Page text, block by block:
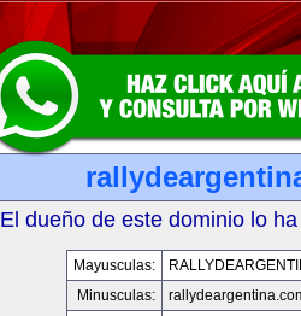
El dueño de este dominio lo
Mayusculas:
Minusculas: